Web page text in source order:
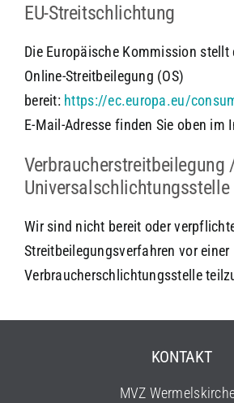
EU-Streitschlichtung
Die Europäische Kommission
Online-Streitbeilegung (OS)
bereit: https://ec.europa.eu/
E-Mail-Adresse finden Sie oben im
Verbraucherstreitbeilegung
Universalschlichtungsstelle
Wir sind nicht bereit oder
Streitbeilegungsverfahren vor einer
Verbraucherschlichtungsstelle
KONTAKT
MVZ